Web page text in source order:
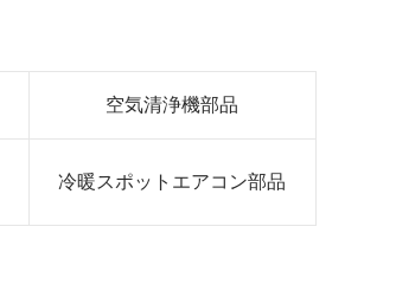
空気清浄機部品
冷暖スポットエアコン部品